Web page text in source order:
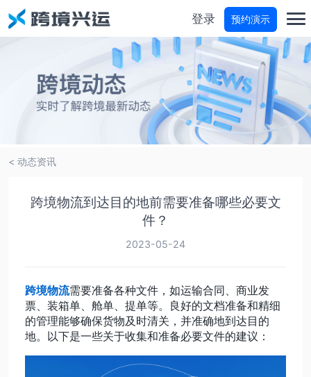
分仓宝
物流商城
价格咨询
登录 预约演示
< 动态资讯
跨境物流到达目的地前需要准备哪些必要文
件？
2023-05-24
跨境物流需要准备各种文件，如运输合同、商业发
票、装箱单、舱单、提单等。良好的文档准备和精细
的管理能够确保货物及时清关，并准确地到达目的
地。以下是一些关于收集和准备必要文件的建议：